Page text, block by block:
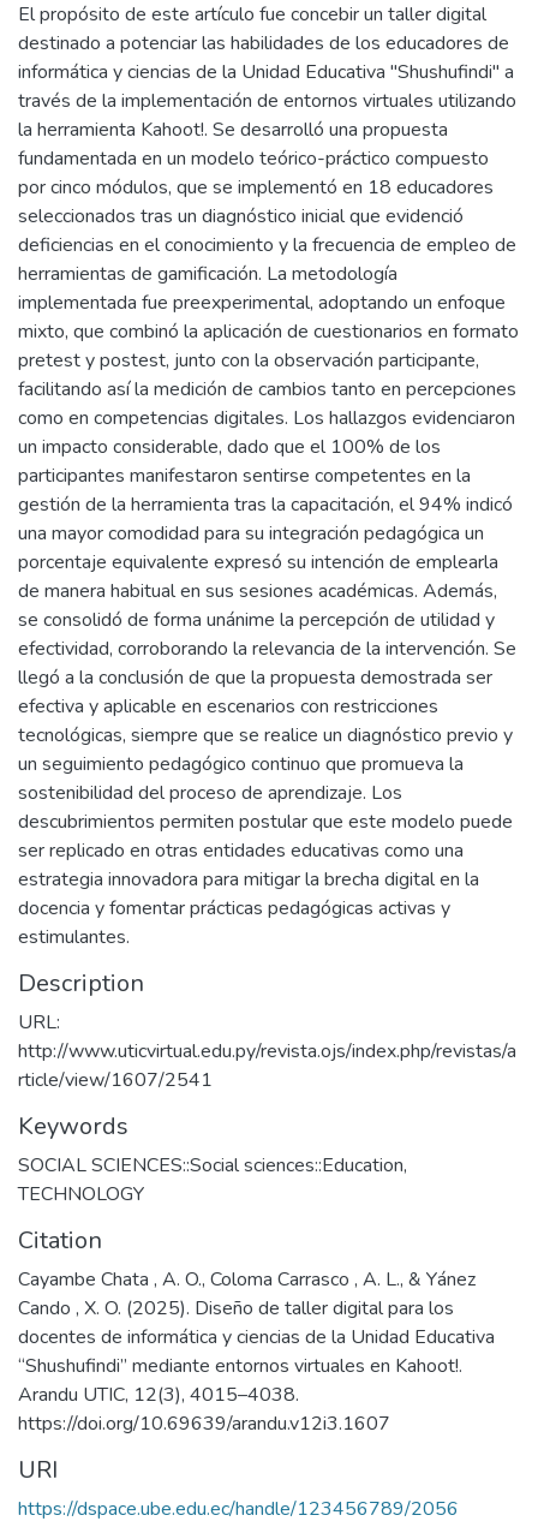
El propósito de este artículo fue concebir un taller digital
destinado a potenciar las habilidades de los educadores de
informática y ciencias de la Unidad Educativa "Shushufindi" a
través de la implementación de entornos virtuales utilizando
la herramienta Kahoot!. Se desarrolló una propuesta
fundamentada en un modelo teórico-práctico compuesto
por cinco módulos, que se implementó en 18 educadores
seleccionados tras un diagnóstico inicial que evidenció
deficiencias en el conocimiento y la frecuencia de empleo de
herramientas de gamificación. La metodología
implementada fue preexperimental, adoptando un enfoque
mixto, que combinó la aplicación de cuestionarios en formato
pretest y postest, junto con la observación participante,
facilitando así la medición de cambios tanto en percepciones
como en competencias digitales. Los hallazgos evidenciaron
un impacto considerable, dado que el 100% de los
participantes manifestaron sentirse competentes en la
gestión de la herramienta tras la capacitación, el 94% indicó
una mayor comodidad para su integración pedagógica un
porcentaje equivalente expresó su intención de emplearla
de manera habitual en sus sesiones académicas. Además,
se consolidó de forma unánime la percepción de utilidad y
efectividad, corroborando la relevancia de la intervención. Se
llegó a la conclusión de que la propuesta demostrada ser
efectiva y aplicable en escenarios con restricciones
tecnológicas, siempre que se realice un diagnóstico previo y
un seguimiento pedagógico continuo que promueva la
sostenibilidad del proceso de aprendizaje. Los
descubrimientos permiten postular que este modelo puede
ser replicado en otras entidades educativas como una
estrategia innovadora para mitigar la brecha digital en la
docencia y fomentar prácticas pedagógicas activas y
estimulantes.
Description
URL:
http://www.uticvirtual.edu.py/revista.ojs/index.php/revistas/a
rticle/view/1607/2541
Keywords
SOCIAL SCIENCES::Social sciences::Education,
TECHNOLOGY
Citation
Cayambe Chata , A. O., Coloma Carrasco , A. L., & Yánez
Cando , X. O. (2025). Diseño de taller digital para los
docentes de informática y ciencias de la Unidad Educativa
“Shushufindi” mediante entornos virtuales en Kahoot!.
Arandu UTIC, 12(3), 4015–4038.
https://doi.org/10.69639/arandu.v12i3.1607
URI
https://dspace.ube.edu.ec/handle/123456789/2056